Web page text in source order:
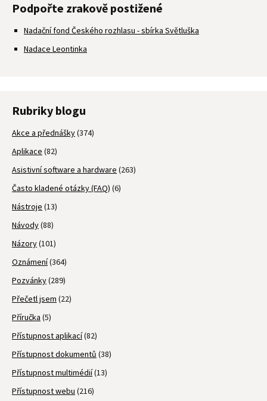
Podpořte zrakově postižené
Nadační fond Českého rozhlasu - sbírka Světluška
Nadace Leontinka
Rubriky blogu
Akce a přednášky(374)
Aplikace (82)
Asistivní software a hardware (263)
Často kladené otázky (FAQ) (6)
Nástroje (13)
Návody(88)
Názory(101)
Oznámení(364)
Pozvánky(289)
Přečetl jsem (22)
Příručka (5)
Přístupnost aplikací(82)
Přístupnost dokumentů (38)
Přístupnost multimédií(13)
Přístupnost webu (216)